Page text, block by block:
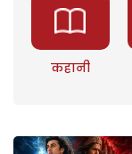
कहानी